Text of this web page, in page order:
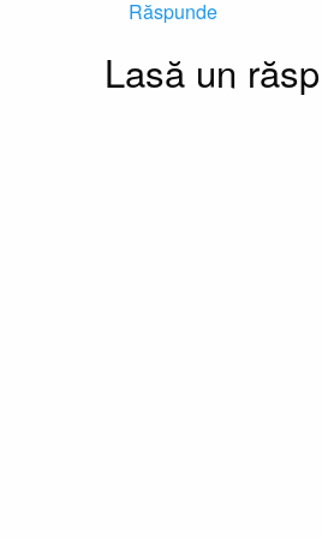
Răspunde
Lasă un